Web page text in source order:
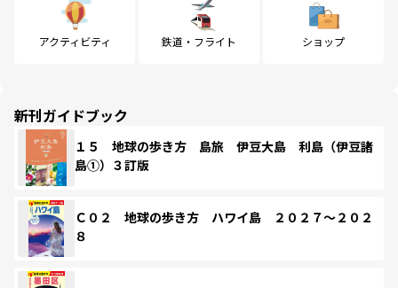
アクティビティ 鉄道・フライト ショップ
新刊ガイドブック
１５ 地球の歩き方 島旅 伊豆大島 利島（伊豆諸
島①）３訂版
Ｃ０２ 地球の歩き方 ハワイ島 ２０２７～２０２
８